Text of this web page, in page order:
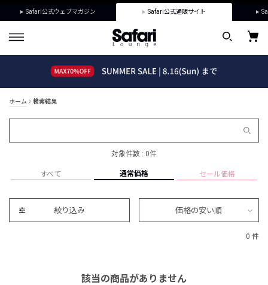
Safari公式ウェブマガジン Safari公式通販サイト
ホーム 検索結果
対象件数 : 0件
すべて 通常価格 セール価格
絞り込み 価格の安い順
0 件
該当の商品がありません